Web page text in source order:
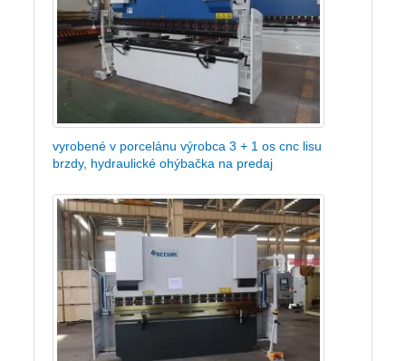
vyrobené v porcelánu výrobca 3 + 1 os cnc lisu
brzdy, hydraulické ohýbačka na predaj